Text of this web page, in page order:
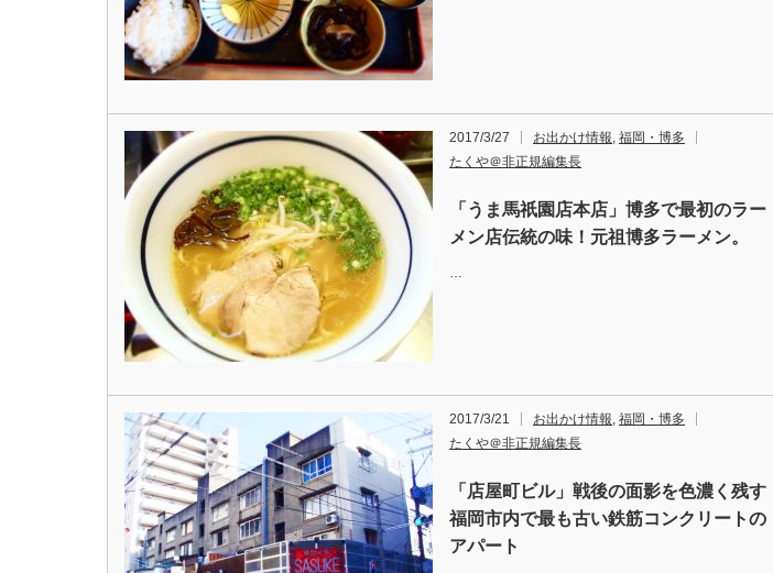
2017/3/27 お出かけ情報, 福岡・博多
たくや＠非正規編集長
「うま馬祇園店本店」博多で最初のラー
メン店伝統の味！元祖博多ラーメン。
…
2017/3/21 お出かけ情報, 福岡・博多
たくや＠非正規編集長
「店屋町ビル」戦後の面影を色濃く残す
福岡市内で最も古い鉄筋コンクリートの
アパート